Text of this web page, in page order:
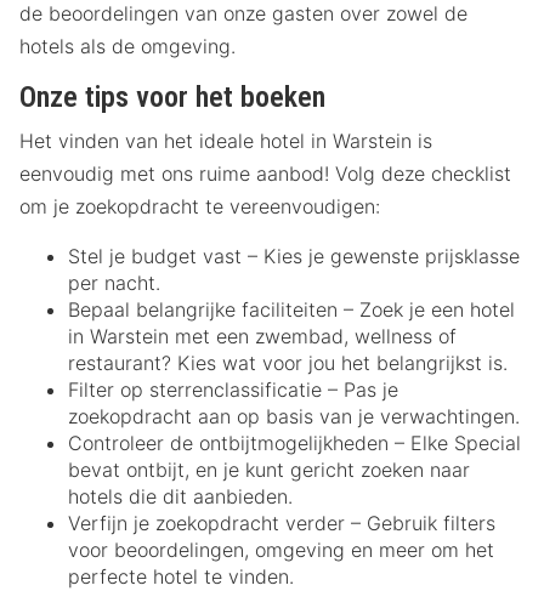
de beoordelingen van onze gasten over zowel de
hotels als de omgeving.
Onze tips voor het boeken
Het vinden van het ideale hotel in Warstein is
eenvoudig met ons ruime aanbod! Volg deze checklist
om je zoekopdracht te vereenvoudigen:
Stel je budget vast – Kies je gewenste prijsklasse
per nacht.
Bepaal belangrijke faciliteiten – Zoek je een hotel
in Warstein met een zwembad, wellness of
restaurant? Kies wat voor jou het belangrijkst is.
Filter op sterrenclassificatie – Pas je
zoekopdracht aan op basis van je verwachtingen.
Controleer de ontbijtmogelijkheden – Elke Special
bevat ontbijt, en je kunt gericht zoeken naar
hotels die dit aanbieden.
Verfijn je zoekopdracht verder – Gebruik filters
voor beoordelingen, omgeving en meer om het
perfecte hotel te vinden.